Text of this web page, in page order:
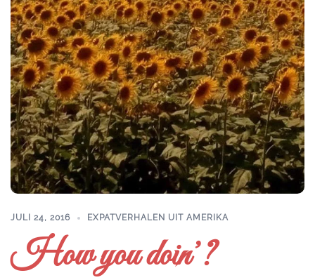
JULI 24, 2016 EXPATVERHALEN UIT AMERIKA
How you doin’?